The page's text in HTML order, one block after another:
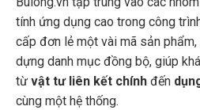
tính ứng dụng cao trong công
cấp đơn lẻ một vài mã sản
dựng danh mục đồng bộ, giúp
từvật tư liên kết chínhđến
cùng một hệ thống.